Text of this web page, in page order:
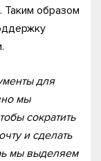
образом
для
мы
сократить
и сделать
мы выделяем